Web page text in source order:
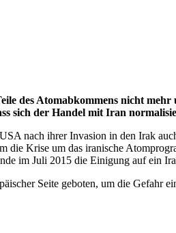
des Atomabkommens nicht
sich der Handel mit Iran
nach ihrer Invasion in den Irak
die Krise um das iranische
im Juli 2015 die Einigung auf ein
Seite geboten, um die